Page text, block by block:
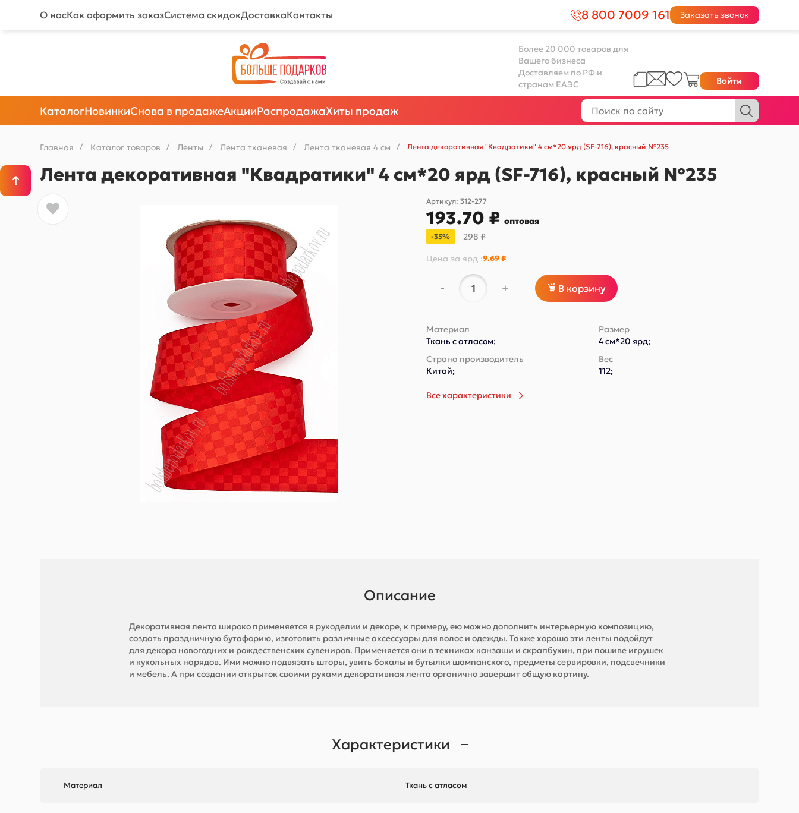
О насКак оформить заказСистема скидокДоставкаКонтакты 8 800 7009 161 Заказать звонок
Более 20 000 товаров для
Вашего бизнеса
Доставляем по РФ и
странам ЕАЭС
Войти
КаталогНовинкиСнова в продажеАкцииРаспродажаХиты продаж
Главная / Каталог товаров / Ленты / Лента тканевая / Лента тканевая 4 см / Лента декоративная "Квадратики" 4 см*20 ярд (SF-716), красный №235
Лента декоративная "Квадратики" 4 см*20 ярд (SF-716), красный №235
Артикул:312-277
193.70 ₽оптовая
-35% 298 ₽
Цена за ярд :9.69 ₽
- + В корзину
Материал
Ткань с атласом;
Размер
4 см*20 ярд;
Страна производитель
Китай;
Вес
112;
Все характеристики
Описание
Декоративная лента широко применяется в рукоделии и декоре, к примеру, ею можно дополнить интерьерную композицию,
создать праздничную бутафорию, изготовить различные аксессуары для волос и одежды. Также хорошо эти ленты подойдут
для декора новогодних и рождественских сувениров. Применяется они в техниках канзаши и скрапбукин, при пошиве игрушек
и кукольных нарядов. Ими можно подвязать шторы, увить бокалы и бутылки шампанского, предметы сервировки, подсвечники
и мебель. А при создании открыток своими руками декоративная лента органично завершит общую картину.
Характеристики
Материал Ткань с атласом